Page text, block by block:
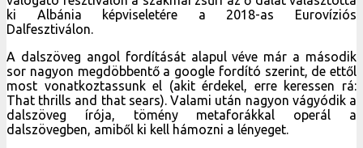
ki Albánia képviseletére a 2018-as Eurovíziós
Dalfesztiválon.
A dalszöveg angol fordítását alapul véve már a második
sor nagyon megdöbbentő a google fordító szerint, de ettől
most vonatkoztassunk el (akit érdekel, erre keressen rá:
That thrills and that sears). Valami után nagyon vágyódik a
dalszöveg írója, tömény metaforákkal operál a
dalszövegben, amiből ki kell hámozni a lényeget.